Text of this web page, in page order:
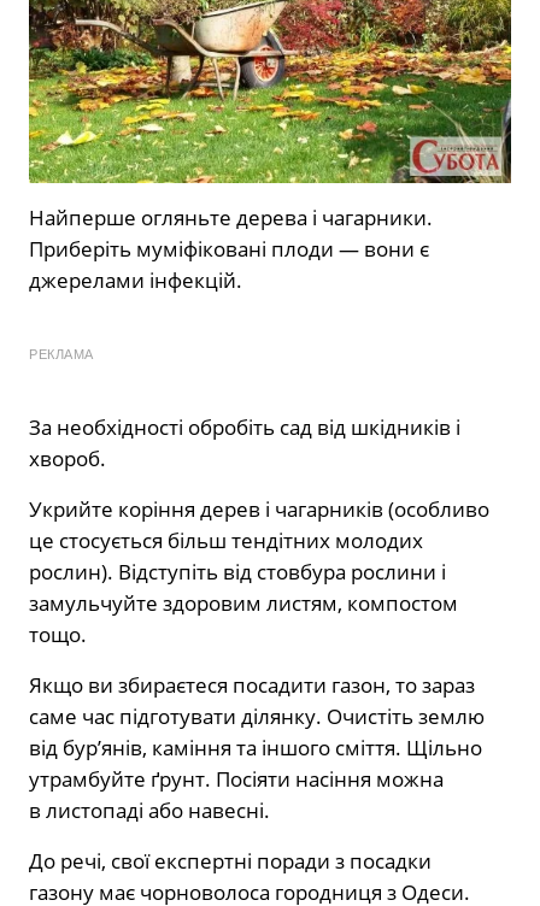
Найперше огляньте дерева і чагарники.
Приберіть муміфіковані плоди — вони є
джерелами інфекцій.
РЕКЛАМА
За необхідності обробіть сад від шкідників і
хвороб.
Укрийте коріння дерев і чагарників (особливо
це стосується більш тендітних молодих
рослин). Відступіть від стовбура рослини і
замульчуйте здоровим листям, компостом
тощо.
Якщо ви збираєтеся посадити газон, то зараз
саме час підготувати ділянку. Очистіть землю
від бур’янів, каміння та іншого сміття. Щільно
утрамбуйте ґрунт. Посіяти насіння можна
в листопаді або навесні.
До речі, свої експертні поради з посадки
газону має чорноволоса городниця з Одеси.